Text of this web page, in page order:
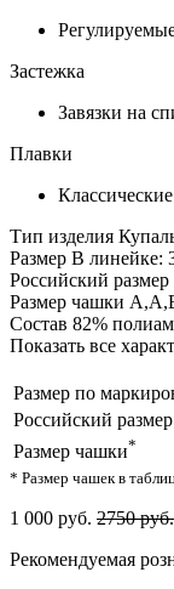
Застежка
Завязки на
Плавки
Классические
Тип изделия
Размер В линейке:
Российский размер
Размер чашки
Состав 82%
Показать все
Размер по
Российский размер
Размер чашки*
* Размер чашек в
1 000 руб. 2750 руб.
Рекомендуемая